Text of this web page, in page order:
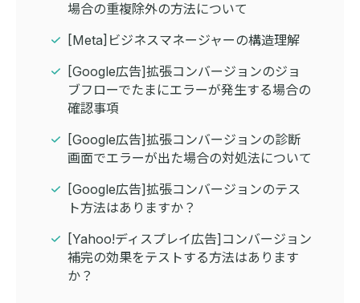
場合の重複除外の方法について
[Meta]ビジネスマネージャーの構造理解
[Google広告]拡張コンバージョンのジョ
ブフローでたまにエラーが発生する場合の
確認事項
[Google広告]拡張コンバージョンの診断
画面でエラーが出た場合の対処法について
[Google広告]拡張コンバージョンのテス
ト方法はありますか？
[Yahoo!ディスプレイ広告]コンバージョン
補完の効果をテストする方法はあります
か？